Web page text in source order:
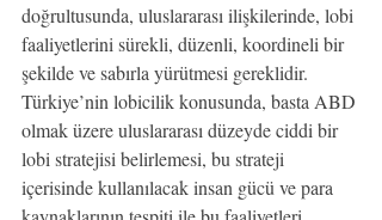
doğrultusunda, uluslararası ilişkilerinde, lobi
faaliyetlerini sürekli, düzenli, koordineli bir
şekilde ve sabırla yürütmesi gereklidir.
Türkiye’nin lobicilik konusunda, basta ABD
olmak üzere uluslararası düzeyde ciddi bir
lobi stratejisi belirlemesi, bu strateji
içerisinde kullanılacak insan gücü ve para